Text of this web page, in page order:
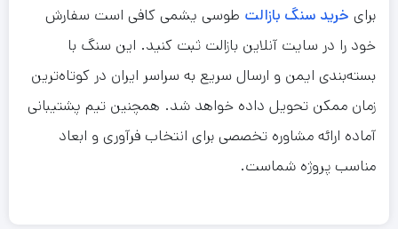
برای خرید سنگ بازالت طوسی یشمی کافی است سفارش
خود را در سایت آنلاین بازالت ثبت کنید. این سنگ با
بسته‌بندی ایمن و ارسال سریع به سراسر ایران در کوتاه‌ترین
زمان ممکن تحویل داده خواهد شد. همچنین تیم پشتیبانی
آماده ارائه مشاوره تخصصی برای انتخاب فرآوری و ابعاد
مناسب پروژه شماست.